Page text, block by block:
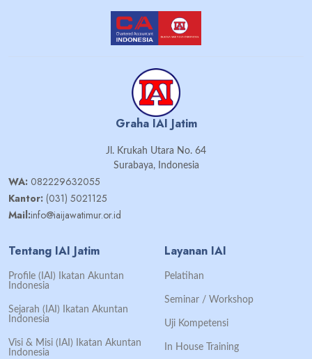
Graha IAI Jatim
Jl. Krukah Utara No. 64
Surabaya, Indonesia
WA: 082229632055
Kantor: (031) 5021125
Mail:info@iaijawatimur.or.id
Tentang IAI Jatim
Profile (IAI) Ikatan Akuntan
Indonesia
Sejarah (IAI) Ikatan Akuntan
Indonesia
Visi & Misi (IAI) Ikatan Akuntan
Indonesia
Layanan IAI
Pelatihan
Seminar / Workshop
Uji Kompetensi
In House Training